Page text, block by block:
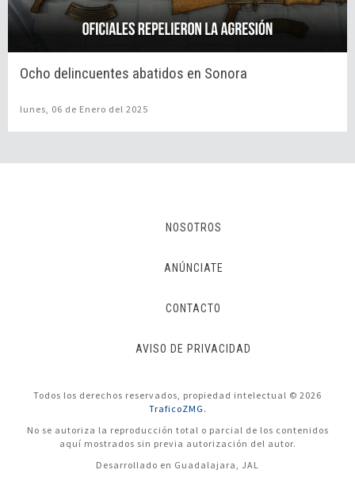
Ocho delincuentes abatidos en Sonora
lunes, 06 de Enero del 2025
NOSOTROS
ANÚNCIATE
CONTACTO
AVISO DE PRIVACIDAD
Todos los derechos reservados, propiedad intelectual © 2026
TraficoZMG.
No se autoriza la reproducción total o parcial de los contenidos
aquí mostrados sin previa autorización del autor.
Desarrollado en Guadalajara, JAL